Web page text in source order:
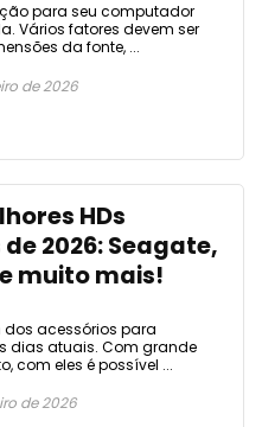
para seu computador
Vários fatores devem ser
da fonte, ...
de 2026
HDs
2026: Seagate,
muito mais!
dos acessórios para
dias atuais. Com grande
com eles é possível ...
de 2026